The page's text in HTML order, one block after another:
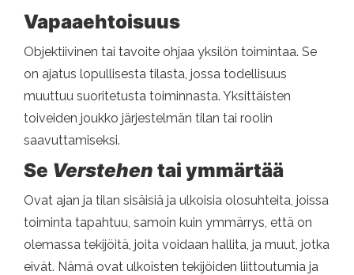
Vapaaehtoisuus
Objektiivinen tai tavoite ohjaa yksilön toimintaa. Se
on ajatus lopullisesta tilasta, jossa todellisuus
muuttuu suoritetusta toiminnasta. Yksittäisten
toiveiden joukko järjestelmän tilan tai roolin
saavuttamiseksi.
Se Verstehen tai ymmärtää
Ovat ajan ja tilan sisäisiä ja ulkoisia olosuhteita, joissa
toiminta tapahtuu, samoin kuin ymmärrys, että on
olemassa tekijöitä, joita voidaan hallita, ja muut, jotka
eivät. Nämä ovat ulkoisten tekijöiden liittoutumia ja